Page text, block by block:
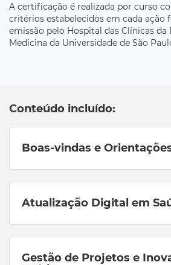
A certificação é realizada por curso
critérios estabelecidos em cada ação
emissão pelo Hospital das Clínicas da
Medicina da Universidade de São
Conteúdo incluído:
Boas-vindas e
Atualização Digital em
Gestão de Projetos e